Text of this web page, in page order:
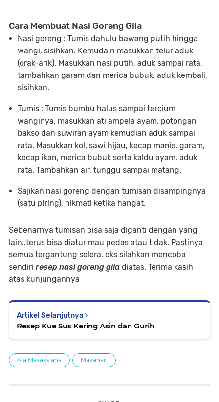
Cara Membuat Nasi Goreng Gila
Nasi goreng : Tumis dahulu bawang putih hingga
wangi, sisihkan. Kemudain masukkan telur aduk
(orak-arik). Masukkan nasi putih, aduk sampai rata,
tambahkan garam dan merica bubuk, aduk kembali,
sisihkan.
Tumis : Tumis bumbu halus sampai tercium
wanginya, masukkan ati ampela ayam, potongan
bakso dan suwiran ayam kemudian aduk sampai
rata. Masukkan kol, sawi hijau, kecap manis, garam,
kecap ikan, merica bubuk serta kaldu ayam, aduk
rata. Tambahkan air, tunggu sampai matang.
Sajikan nasi goreng dengan tumisan disampingnya
(satu piring), nikmati ketika hangat.
Sebenarnya tumisan bisa saja diganti dengan yang
lain..terus bisa diatur mau pedas atau tidak. Pastinya
semua tergantung selera. oks silahkan mencoba
sendiri resep nasi goreng gila diatas. Terima kasih
atas kunjungannya
Artikel Selanjutnya
Resep Kue Sus Kering Asin dan Gurih
Ala Masaksiana Makanan